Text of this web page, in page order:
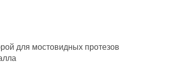
для мостовидных протезов